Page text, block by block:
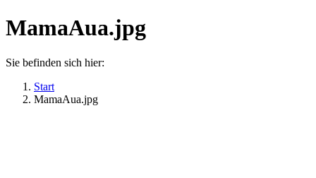
MamaAua.jpg
Sie befinden sich hier:
Start
MamaAua.jpg